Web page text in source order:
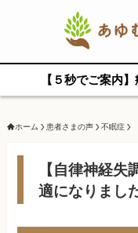
【５秒でご案内
ホーム 患者さまの声 不眠症
【自律神経
適になりまし